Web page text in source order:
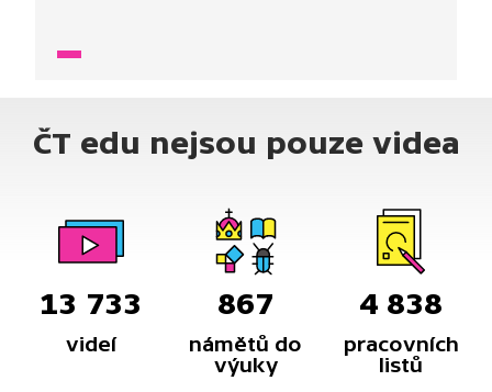
ČT edu nejsou pouze videa
13 733
videí
867
námětů do
výuky
4 838
pracovních
listů